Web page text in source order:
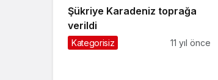
Şükriye Karadeniz toprağa
verildi
Kategorisiz 11 yıl önce